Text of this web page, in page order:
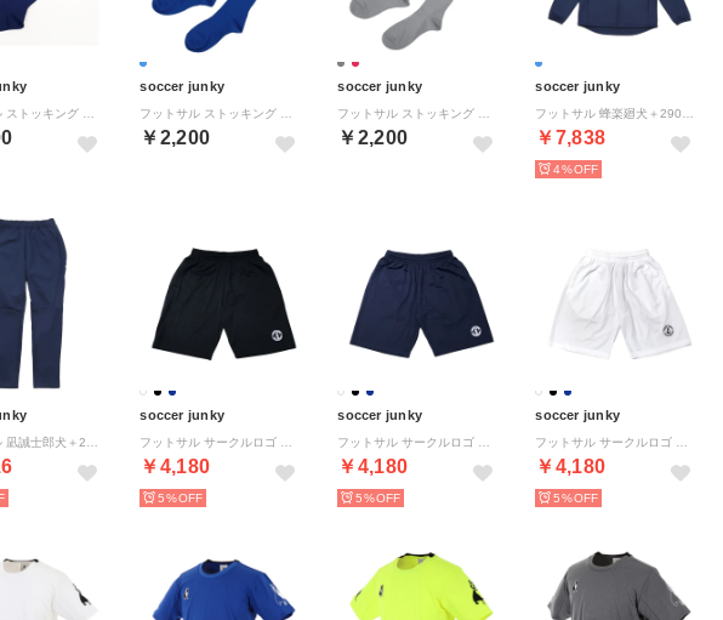
soccer junky
￥2,200
soccer junky
￥2,200
soccer junky
￥7,838
4%
soccer junky
￥4,180
5%
soccer junky
￥4,180
5%
soccer junky
￥4,180
5%